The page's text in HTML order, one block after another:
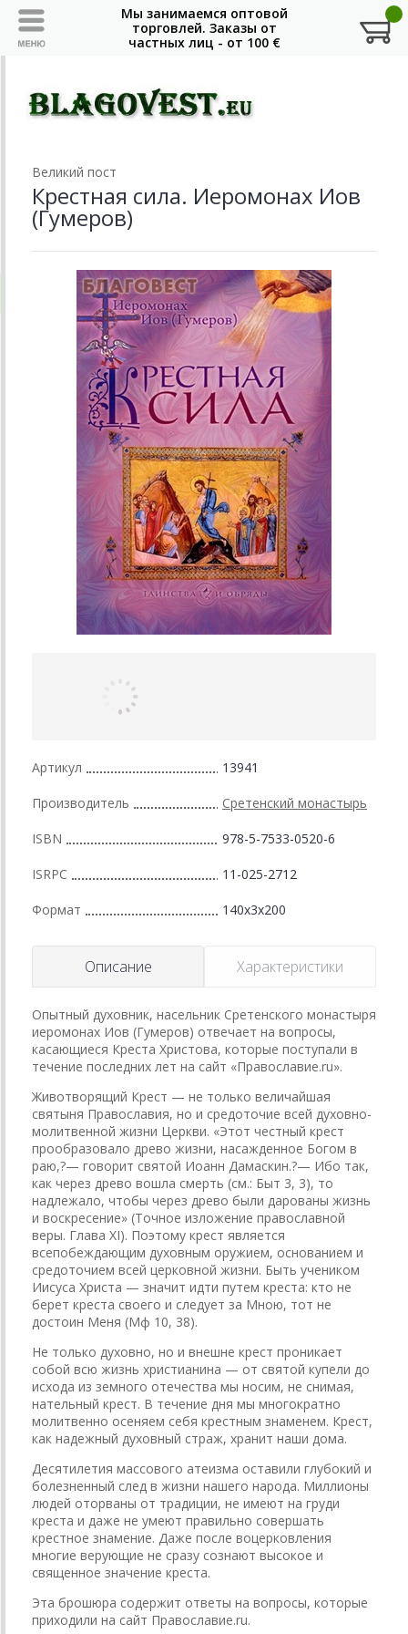
Великий пост
Крестная сила. Иеромонах Иов
(Гумеров)
Артикул 13941
Производитель Сретенский монастырь
ISBN 978-5-7533-0520-6
ISRPC 11-025-2712
Формат 140x3x200
Описание Характеристики
Опытный духовник, насельник Сретенского монастыря
иеромонах Иов (Гумеров) отвечает на вопросы,
касающиеся Креста Христова, которые поступали в
течение последних лет на сайт «Православие.ru».
Животворящий Крест — не только величайшая
святыня Православия, но и средоточие всей духовно-
молитвенной жизни Церкви. «Этот честный крест
прообразовало древо жизни, на­сажденное Богом в
раю,?— говорит святой Иоанн Дамаскин.?— Ибо так,
как через древо вошла смерть (см.: Быт 3, 3), то
надлежало, чтобы через древо были дарованы жизнь
и воскресение» (Точное изложение православной
веры. Глава XI). Поэтому крест является
всепобеждающим духовным оружием, основанием и
средоточием всей церковной жизни. Быть учеником
Иисуса Христа — значит идти путем креста: кто не
берет креста своего и следует за Мною, тот не
достоин Меня­ (Мф 10, 38).
Не только духовно, но и внешне крест проникает
собой всю жизнь христианина — от святой купели до
исхода из земного отечества мы носим, не снимая,
нательный крест. В течение дня мы многократно
молитвенно осеняем себя крестным знаменем. Крест,
как надежный духовный страж, хранит наши дома.
Десятилетия массового атеизма оставили глубокий и
болезненный след в жизни нашего народа. Миллионы
людей оторваны от традиции, не имеют на груди
креста и даже не умеют правильно совершать
крестное знамение. Даже после воцерковления
многие верующие не сразу сознают высокое и
священное значение креста.
Эта брошюра содержит ответы на вопросы, которые
приходили на сайт Православие.ru.